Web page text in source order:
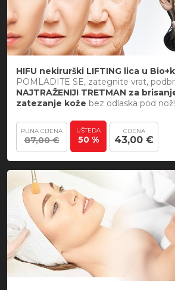
HIFU nekirurški LIFTING lica u
POMLADITE SE, zategnite vrat,
NAJTRAŽENIJI TRETMAN za
zatezanje kože bez odlaska pod nož!
PUNA CIJENA
87,00 €
UŠTEDA
50 %
CIJENA
43,00 €